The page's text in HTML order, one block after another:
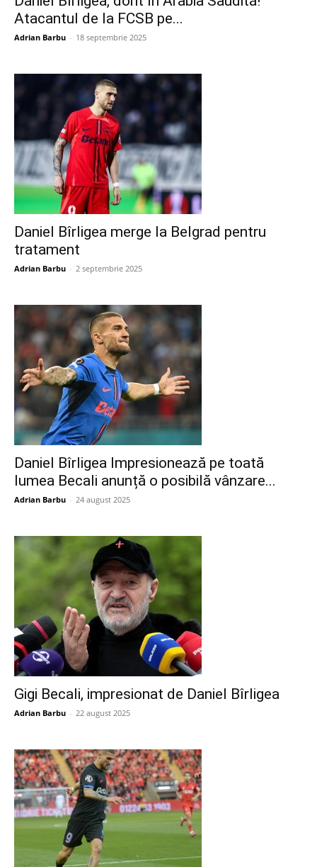
Atacantul de la FCSB pe...
Adrian Barbu - 18 septembrie 2025
Daniel Bîrligea merge la Belgrad pentru
tratament
Adrian Barbu - 2 septembrie 2025
Daniel Bîrligea Impresionează pe toată
lumea Becali anunță o posibilă vânzare...
Adrian Barbu - 24 august 2025
Gigi Becali, impresionat de Daniel Bîrligea
Adrian Barbu - 22 august 2025